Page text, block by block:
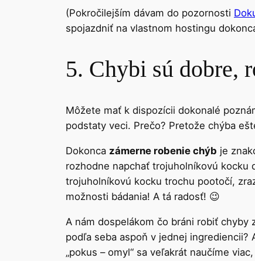
(Pokročilejším dávam do pozornosti
spojazdniť na vlastnom hostingu
5. Chybi sú dobre,
Môžete mať k dispozícii dokonalé
podstaty veci. Prečo? Pretože chýba
Dokonca zámerne robenie chýb je
rozhodne napchať trojuholníkovú
trojuholníkovú kocku trochu pootočí,
možnosti bádania! A tá radosť! 😉
A nám dospelákom čo bráni robiť
podľa seba aspoň v jednej
„pokus – omyl“ sa veľakrát naučíme